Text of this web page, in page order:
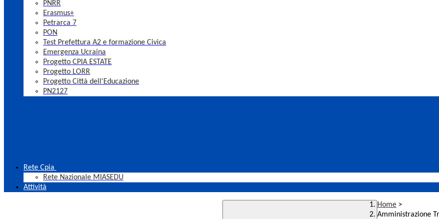
PNRR
Erasmus+
Petrarca 7
PON
Test Prefettura A2 e formazione Civica
Emergenza Ucraina
Progetto CPIA ESTATE
Progetto LORR
Progetto Città dell'Educazione
PN2127
Rete Cpia
Rete Nazionale MIASEDU
Attività
Home >
Amministrazione